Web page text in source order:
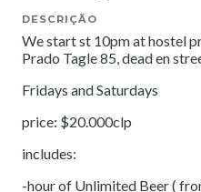
DESCRIÇÃO
We start st 10pm at hostel
Prado Tagle 85, dead en
Fridays and Saturdays
price: $20.000clp
includes:
-hour of Unlimited Beer (